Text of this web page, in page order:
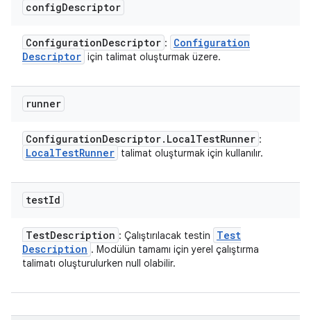
configDescriptor
ConfigurationDescriptor :
Configuration
Descriptor için talimat oluşturmak üzere.
runner
ConfigurationDescriptor. LocalTestRunner :
LocalTestRunner talimat oluşturmak için kullanılır.
testId
TestDescription : Çalıştırılacak testin
Test
Description . Modülün tamamı için yerel çalıştırma
talimatı oluşturulurken null olabilir.